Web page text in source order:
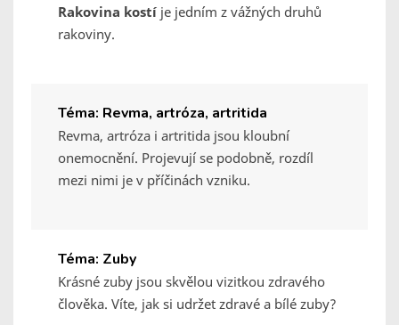
Rakovina kostí je jedním z vážných druhů
rakoviny.
Téma: Revma, artróza, artritida
Revma, artróza i artritida jsou kloubní
onemocnění. Projevují se podobně, rozdíl
mezi nimi je v příčinách vzniku.
Téma: Zuby
Krásné zuby jsou skvělou vizitkou zdravého
člověka. Víte, jak si udržet zdravé a bílé zuby?